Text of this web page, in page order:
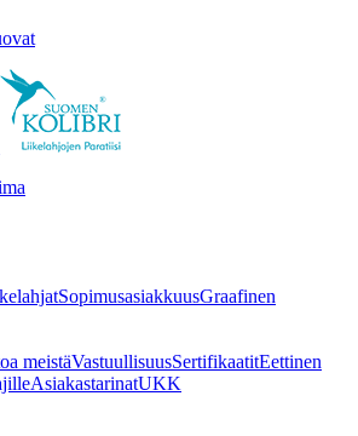
SopimusasiakkuusGraafinen
meistäVastuullisuusSertifikaatitEettinen
AsiakastarinatUKK